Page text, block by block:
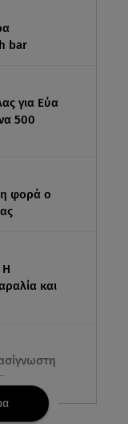
bar
για Εύα
500
φορά ο
Η
και